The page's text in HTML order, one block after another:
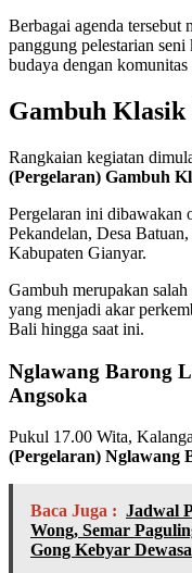
Berbagai agenda tersebut
panggung pelestarian
budaya dengan
Gambuh Klasik
Rangkaian kegiatan
(Pergelaran) Gambuh
Pergelaran ini dibawakan
Pekandelan, Desa
Kabupaten Gianyar.
Gambuh merupakan
yang menjadi akar
Bali hingga saat ini.
Nglawang Barong
Angsoka
Pukul 17.00 Wita,
(Pergelaran) Nglawang
Baca Juga : Jadwal
Wong, Semar
Gong Kebyar Dewasa